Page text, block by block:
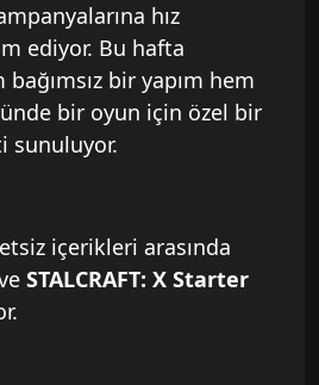
hız
ediyor. Bu hafta
bir yapım hem
bir oyun için özel bir
sunuluyor.
içerikleri arasında
STALCRAFT: X Starter